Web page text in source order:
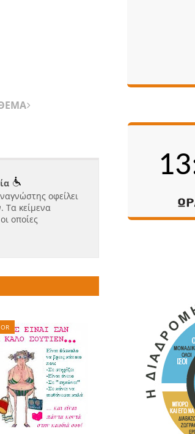
οφείλει
Τα κείμενα
οποίες